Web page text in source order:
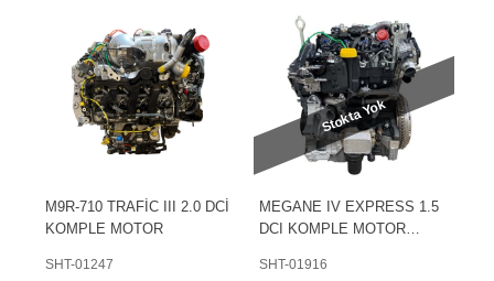
M9R-710 TRAFİC III 2.0 DCİ
KOMPLE MOTOR
SHT-01247
Stokta Yok
MEGANE IV EXPRESS 1.5
DCI KOMPLE MOTOR
SHT-01916